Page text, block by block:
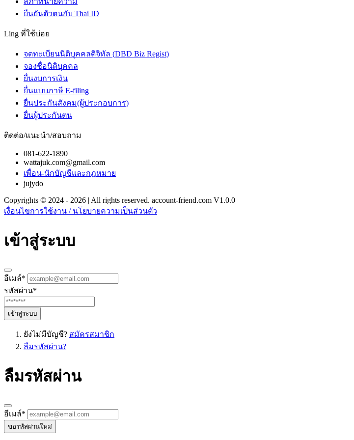
ยืนยันตัวตนกับ Thai ID
Ling ที่ใช้บ่อย
จดทะเบียนนิติบุคคลดิจิทัล (DBD Biz Regist)
จองชื่อนิติบุคคล
ยื่นงบการเงิน
ยื่นแบบภาษี E-filing
ยื่นประกันสังคม(ผู้ประกอบการ)
ยื่นผู้ประกันตน
ติดต่อ/แนะนำ/สอบถาม
081-622-1890
wattajuk.com@gmail.com
เพื่อน-นักบัญชีและกฎหมาย
jujydo
Copyrights © 2024 - 2026 | All rights reserved. account-friend.com V1.0.0
เงื่อนไขการใช้งาน / นโยบายความเป็นส่วนตัว
เข้าสู่ระบบ
อีเมล์*
รหัสผ่าน*
เข้าสู่ระบบ
ยังไม่มีบัญชี? สมัครสมาชิก
ลืมรหัสผ่าน?
ลืมรหัสผ่าน
อีเมล์*
ขอรหัสผ่านใหม่